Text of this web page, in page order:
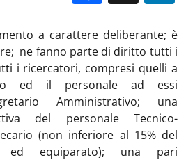
a carattere deliberante; è
ne fanno parte di diritto tutti i
i ricercatori, compresi quelli a
ed il personale ad essi
Amministrativo; una
del personale Tecnico-
(non inferiore al 15% del
ed equiparato); una pari